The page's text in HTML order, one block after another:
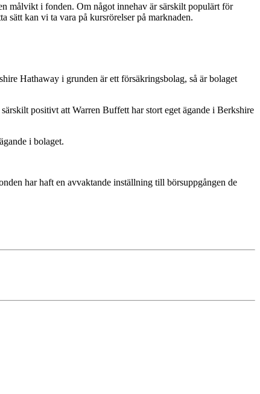
målvikt i fonden. Om något innehav är särskilt populärt för
sätt kan vi ta vara på kursrörelser på marknaden.
Hathaway i grunden är ett försäkringsbolag, så är bolaget
positivt att Warren Buffett har stort eget ägande i Berkshire
i bolaget.
har haft en avvaktande inställning till börsuppgången de